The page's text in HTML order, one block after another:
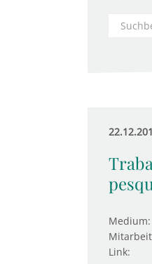
Medium:
Link: